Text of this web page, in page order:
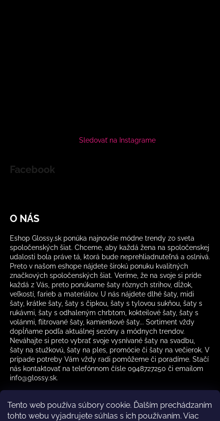
Tento web používa súbory cookie. Ďalším prechádzaním
tohto webu vyjadrujete súhlas s ich používaním. Viac
Sledovať na Instagrame
Facebook
O NÁS
Eshop Glossy.sk ponúka najnovšie módne trendy zo sveta
spoločenských šiat. Chceme, aby každá žena na spoločenskej
udalosti bola práve tá, ktorá bude neprehliadnuteľná a oslnivá.
Preto v našom eshope nájdete širokú ponuku kvalitných
značkových spoločenských šiat. Veríme, že na svoje si príde
každá z Vás, preto ponúkame šaty rôznych strihov, dĺžok,
veľkostí, farieb a materiálov. U nás nájdete dlhé šaty, midi
šaty, krátke šaty, šaty s čipkou, šaty s tylovou sukňou, šaty s
rukávmi, šaty s odhaleným chrbtom, kokteilové šaty, šaty s
volánmi, flitrované šaty, kamienkové šaty... Sortiment vždy
dopĺňame podľa aktuálnej sezóny a módnych trendov.
Neváhajte si preto vybrať svoje vysnívané šaty na svadbu,
šaty na stužkovú, šaty na ples, promócie či šaty na večierok. V
prípade potreby Vám vždy radi pomôžeme či poradíme. Stačí
nás kontaktovať na telefónnom čísle 0948727250 či emailom
info@glossy.sk.